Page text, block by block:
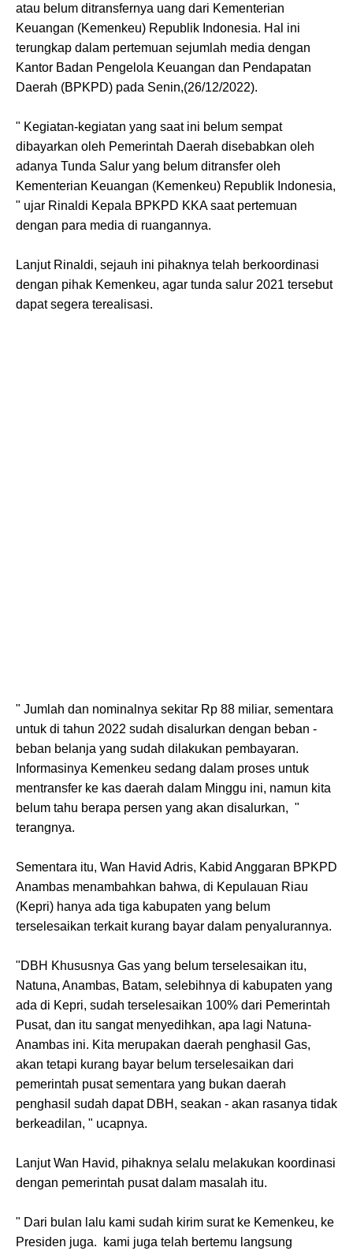
atau belum ditransfernya uang dari Kementerian
Keuangan (Kemenkeu) Republik Indonesia. Hal ini
terungkap dalam pertemuan sejumlah media dengan
Kantor Badan Pengelola Keuangan dan Pendapatan
Daerah (BPKPD) pada Senin,(26/12/2022).
" Kegiatan-kegiatan yang saat ini belum sempat
dibayarkan oleh Pemerintah Daerah disebabkan oleh
adanya Tunda Salur yang belum ditransfer oleh
Kementerian Keuangan (Kemenkeu) Republik Indonesia,
" ujar Rinaldi Kepala BPKPD KKA saat pertemuan
dengan para media di ruangannya.
Lanjut Rinaldi, sejauh ini pihaknya telah berkoordinasi
dengan pihak Kemenkeu, agar tunda salur 2021 tersebut
dapat segera terealisasi.
" Jumlah dan nominalnya sekitar Rp 88 miliar, sementara
untuk di tahun 2022 sudah disalurkan dengan beban -
beban belanja yang sudah dilakukan pembayaran.
Informasinya Kemenkeu sedang dalam proses untuk
mentransfer ke kas daerah dalam Minggu ini, namun kita
belum tahu berapa persen yang akan disalurkan, "
terangnya.
Sementara itu, Wan Havid Adris, Kabid Anggaran BPKPD
Anambas menambahkan bahwa, di Kepulauan Riau
(Kepri) hanya ada tiga kabupaten yang belum
terselesaikan terkait kurang bayar dalam penyalurannya.
"DBH Khususnya Gas yang belum terselesaikan itu,
Natuna, Anambas, Batam, selebihnya di kabupaten yang
ada di Kepri, sudah terselesaikan 100% dari Pemerintah
Pusat, dan itu sangat menyedihkan, apa lagi Natuna-
Anambas ini. Kita merupakan daerah penghasil Gas,
akan tetapi kurang bayar belum terselesaikan dari
pemerintah pusat sementara yang bukan daerah
penghasil sudah dapat DBH, seakan - akan rasanya tidak
berkeadilan, " ucapnya.
Lanjut Wan Havid, pihaknya selalu melakukan koordinasi
dengan pemerintah pusat dalam masalah itu.
" Dari bulan lalu kami sudah kirim surat ke Kemenkeu, ke
Presiden juga. kami juga telah bertemu langsung